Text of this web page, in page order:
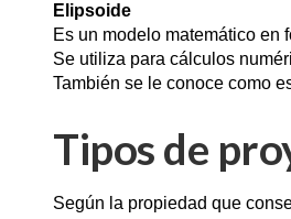
Elipsoide
Es un modelo matemático en
Se utiliza para cálculos
También se le conoce como
Tipos de
Según la propiedad que